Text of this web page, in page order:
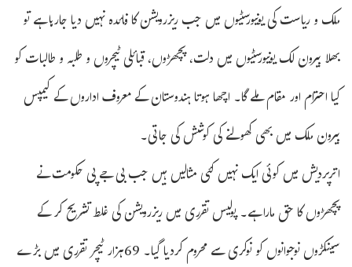
ملک و ریاست کی یونیورسٹیوں میں جب ریزرویشن کا فائدہ نہیں دیا جارہا ہے تو
بھلا بیرون لک یونیورسٹیوں میں دلت، پچھڑوں، قبائلی ٹیچروں و طلبہ و طالبات کو
کیا احترام اور مقام ملے گا۔ اچھا ہوتا ہندوستان کے معروف اداروں کے کیمپس
بیرون ملک میں بھی کھولنے کی کوشش کی جاتی۔
اترپردیش میں کوئی ایک نہیں کئی مثالیں ہیں جب بی جے پی حکومت نے
پچھڑوں کا حق مارا ہے۔ پولیس تقرری میں ریزرویشن کی غلط تشریح کر کے
سینکڑوں نوجوانوں کو نوکری سے محروم کردیا گیا۔ 69ہزار ٹیچر تقرری میں بڑے